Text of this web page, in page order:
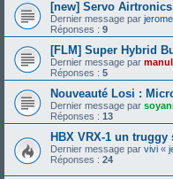
[new] Servo Airtronics
Dernier message par
Réponses : 9
[FLM] Super Hybrid
Dernier message par
Réponses : 5
Nouveauté Losi :
Dernier message par
Réponses : 13
HBX VRX-1 un
Dernier message par vivi «
Réponses : 24